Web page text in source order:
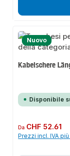
Nuovo
Kabelschere
Disponibile
Prezzo normale:
Da CHF 52.61
Prezzi incl. IVA